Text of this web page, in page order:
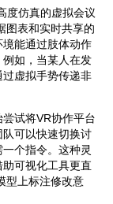
度仿真的虚拟会议
图表和实时共享的
能通过肢体动作
如，当某人在发
虚拟手势传递非
试将VR协作平台
可以快速切换讨
个指令。这种灵
可视化工具更直
型上标注修改意